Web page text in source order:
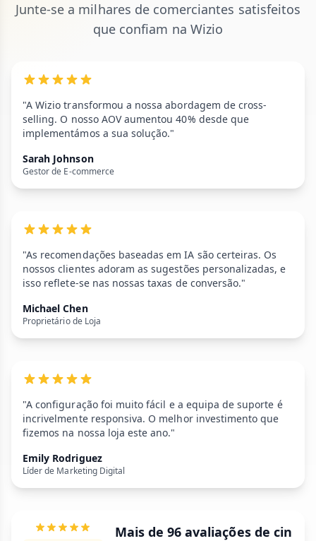
Junte-se a milhares de comerciantes satisfeitos
que confiam na Wizio
"A Wizio transformou a nossa abordagem de cross-
selling. O nosso AOV aumentou 40% desde que
implementámos a sua solução."
Sarah Johnson
Gestor de E-commerce
"As recomendações baseadas em IA são certeiras. Os
nossos clientes adoram as sugestões personalizadas, e
isso reflete-se nas nossas taxas de conversão."
Michael Chen
Proprietário de Loja
"A configuração foi muito fácil e a equipa de suporte é
incrivelmente responsiva. O melhor investimento que
fizemos na nossa loja este ano."
Emily Rodriguez
Líder de Marketing Digital
Mais de 96 avaliações de cin